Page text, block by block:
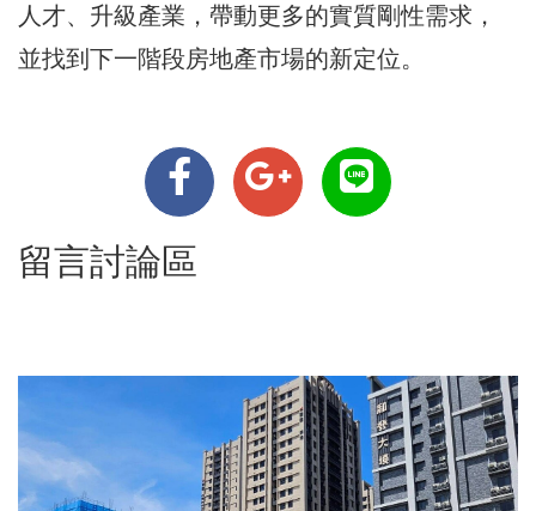
人才、升級產業，帶動更多的實質剛性需求，
並找到下一階段房地產市場的新定位。
留言討論區